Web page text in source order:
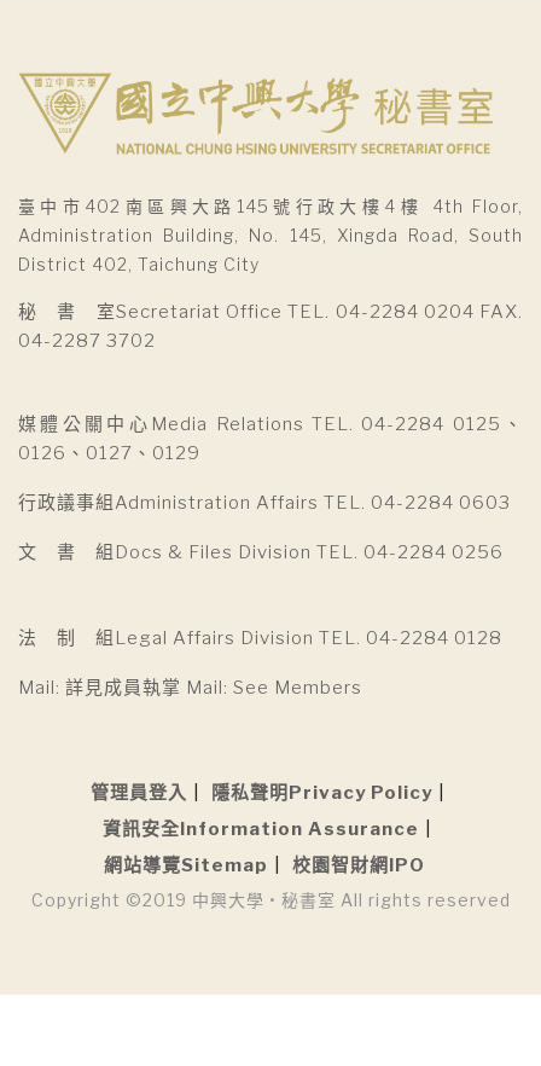
臺中市402南區興大路145號行政大樓4樓 4th Floor,
Administration Building, No. 145, Xingda Road, South
District 402, Taichung City
秘 書 室Secretariat Office TEL. 04-2284 0204 FAX.
04-2287 3702
媒體公關中心Media Relations TEL. 04-2284 0125、
0126、0127、0129
行政議事組Administration Affairs TEL. 04-2284 0603
文 書 組Docs & Files Division TEL. 04-2284 0256
法 制 組Legal Affairs Division TEL. 04-2284 0128
Mail: 詳見成員執掌 Mail: See Members
管理員登入
隱私聲明Privacy Policy
資訊安全Information Assurance
網站導覽Sitemap
校園智財網IPO
Copyright ©2019 中興大學 • 秘書室 All rights reserved